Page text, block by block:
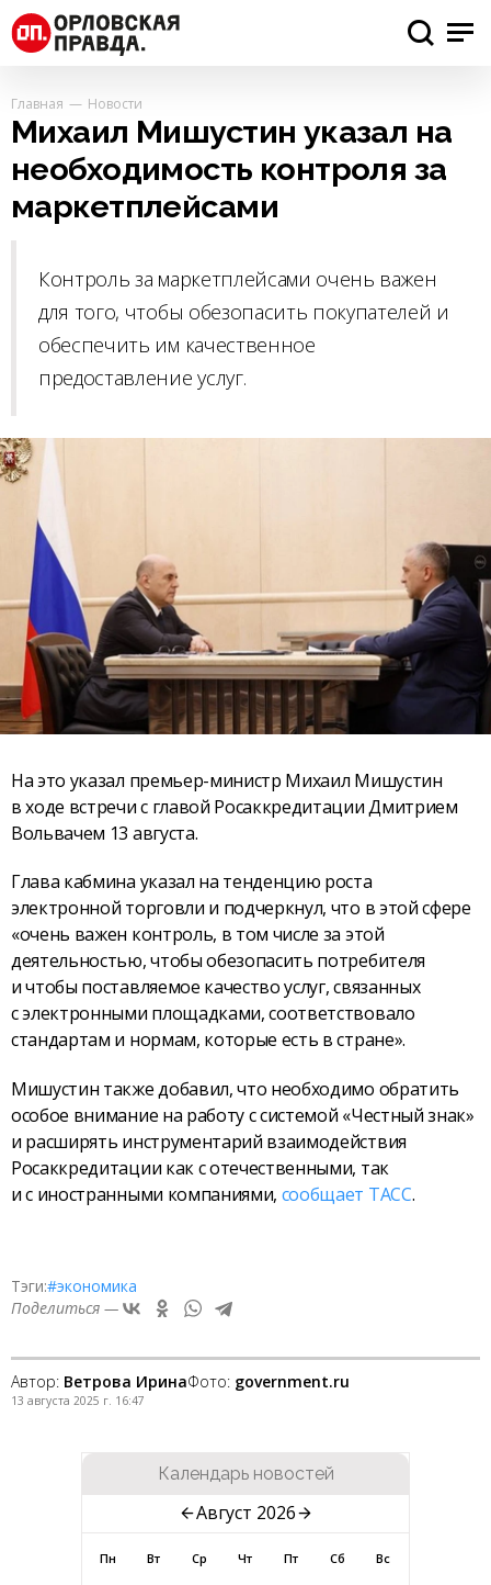
Главная Новости
Михаил Мишустин указал на
необходимость контроля за
маркетплейсами
Контроль за маркетплейсами очень важен
для того, чтобы обезопасить покупателей и
обеспечить им качественное
предоставление услуг.
На это указал премьер-министр Михаил Мишустин
в ходе встречи с главой Росаккредитации Дмитрием
Вольвачем 13 августа.
Глава кабмина указал на тенденцию роста
электронной торговли и подчеркнул, что в этой сфере
«очень важен контроль, в том числе за этой
деятельностью, чтобы обезопасить потребителя
и чтобы поставляемое качество услуг, связанных
с электронными площадками, соответствовало
стандартам и нормам, которые есть в стране».
Мишустин также добавил, что необходимо обратить
особое внимание на работу с системой «Честный знак»
и расширять инструментарий взаимодействия
Росаккредитации как с отечественными, так
и с иностранными компаниями, сообщает ТАСС.
Тэги:#экономика
Поделиться —
Автор: Ветрова ИринаФото: government.ru
13 августа 2025 г. 16:47
Календарь новостей
Август 2026
Пн Вт Ср Чт Пт Сб Вс